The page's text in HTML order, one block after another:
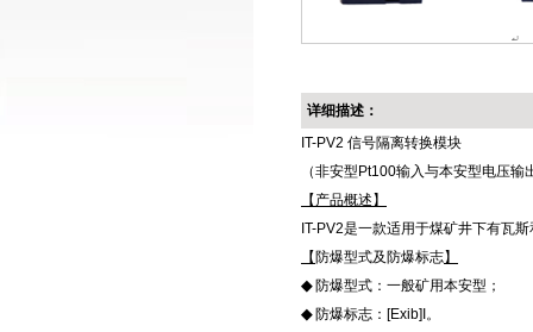
详细描述：
IT-PV2 信号隔离转换模块
（非安型Pt100输入与本安型电压输
【产品概述】
IT-PV2是一款适用于煤矿井下有瓦
【 防爆型式及防爆标志】
◆防爆型式：一般矿用本安型；
◆防爆标志：[Exib]I。